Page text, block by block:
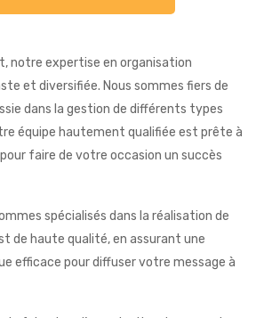
notre expertise en organisation
et diversifiée. Nous sommes fiers de
dans la gestion de différents types
équipe hautement qualifiée est prête à
faire de votre occasion un succès
spécialisés dans la réalisation de
de haute qualité, en assurant une
efficace pour diffuser votre message à